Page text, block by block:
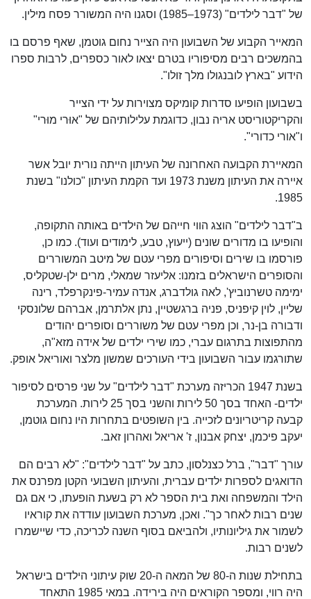
של "דבר לילדים" (1973–1985) וסגנו היה המשורר פסח מילין.
המאייר הקבוע של השבועון היה הצייר נחום גוטמן, שאף פרסם בו
בהמשכים רבים מסיפוריו בטרם יצאו לאור כספרים, לרבות ספרו
הידוע "בארץ לובנגולו מלך זולו".
בשבועון הופיעו סדרות קומיקס מצוירות על ידי הצייר
והקריקטוריסט אריה נבון, כדוגמת עלילותיהם של "אוּרי מוּרי"
ו"אורי כדורי".
המאיירת הקבועה האחרונה של העיתון הייתה נורית יובל אשר
איירה את העיתון משנת 1973 ועד הקמת העיתון "כולנו" בשנת
1985.
ב"דבר לילדים" הוצג הווי חייהם של הילדים באותה התקופה,
והופיעו בו מדורים שונים (ייעוץ, טבע, לימודים ועוד). כמו כן,
פורסמו בו שירים וסיפורים מפרי עטם של מיטב המשוררים
והסופרים הישראלים בזמנו: אליעזר שמאלי, מרים ילן-שטקליס,
ימימה טשרנוביץ', לאה גולדברג, אנדה עמיר-פינקרפלד, רינה
שליין, לוין קיפניס, פניה ברגשטיין, נתן אלתרמן, אברהם שלונסקי
ודבורה בן-נר, וכן מפרי עטם של משוררים וסופרים יהודים
מהתפוצות בתרגום עברי, כמו שירי ילדים של אידה מזא"ה,
שתורגמו עבור השבועון בידי העורכים שמשון מלצר ואוריאל אופק.
בשנת 1947 הכריזה מערכת "דבר לילדים" על שני פרסים לסיפור
ילדים- האחד בסך 50 לירות והשני בסך 25 לירות. המערכת
קבעה קריטריונים לזכייה. בין השופטים בתחרות היו נחום גוטמן,
יעקב פיכמן, יצחק אבנון, ז' אריאל ואהרון זאב.
עורך "דבר", ברל כצנלסון, כתב על "דבר לילדים": "לא רבים הם
הדואגים לספרות ילדים עברית, והעיתון השבועי הקטן מפרנס את
הילד והמשפחה ואת בית הספר לא רק בשעת הופעתו, כי אם גם
שנים רבות לאחר כך". ואכן, מערכת השבועון עודדה את קוראיו
לשמור את גיליונותיו, ולהביאם בסוף השנה לכריכה, כדי שיישמרו
לשנים רבות.
בתחילת שנות ה-80 של המאה ה-20 שוק עיתוני הילדים בישראל
היה רווי, ומספר הקוראים היה בירידה. במאי 1985 התאחד